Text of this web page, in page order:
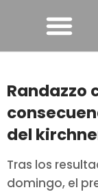
Randazzo
del
Tras los
domingo, el